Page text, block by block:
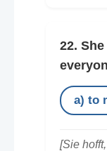
22.
a) to
[Sie